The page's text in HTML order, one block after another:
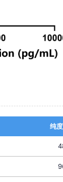
纯